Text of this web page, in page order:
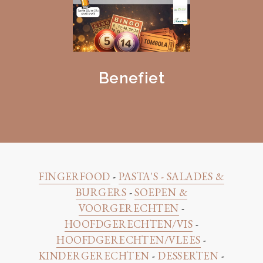
Benefiet
FINGERFOOD -PASTA'S - SALADES &
BURGERS -SOEPEN &
VOORGERECHTEN -
HOOFDGERECHTEN/VIS -
HOOFDGERECHTEN/VLEES -
KINDERGERECHTEN -DESSERTEN -